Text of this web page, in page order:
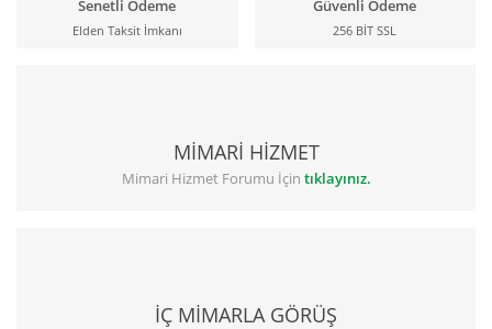
Senetli Ödeme
Elden Taksit İmkanı
Güvenli Ödeme
256 BİT SSL
MİMARİ HİZMET
Mimari Hizmet Forumu İçin tıklayınız.
İÇ MİMARLA GÖRÜŞ